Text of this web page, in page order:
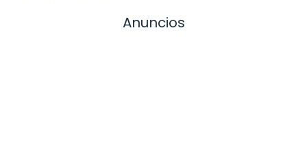
Anuncios